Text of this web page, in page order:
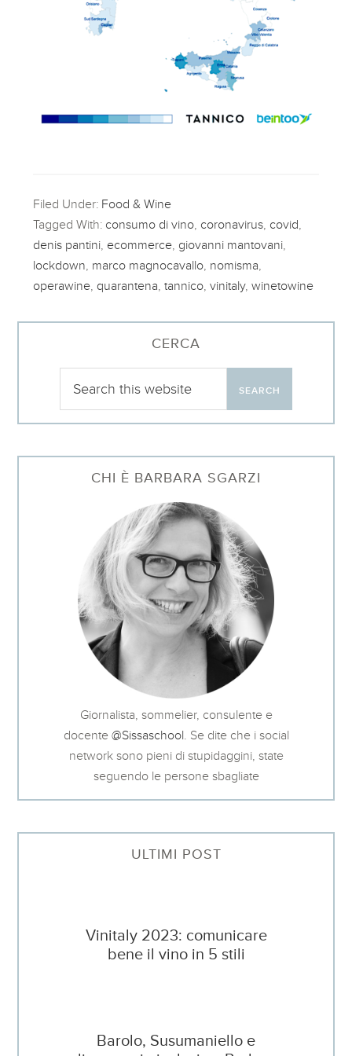
Filed Under: Food & Wine
Tagged With: consumo di vino coronavirus covid
denis pantini ecommerce giovanni mantovani
lockdown marco magnocavallo nomisma
operawine ,quarantena ,tannico ,vinitaly,winetowine
CERCA
CHI È BARBARA SGARZI
Giornalista, sommelier, consulente e
docente @Sissaschool. Se dite che i social
network sono pieni di stupidaggini, state
seguendo le persone sbagliate
ULTIMI POST
Vinitaly 2023: comunicare
bene il vino in 5 stili
Barolo, Susumaniello e